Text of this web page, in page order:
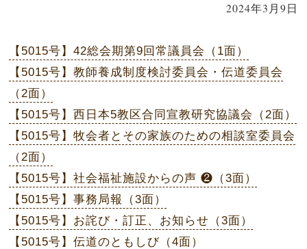
2024年3月9日
【5015号】42総会期第9回常議員会（1面）
【5015号】教師養成制度検討委員会・伝道委員会
（2面）
【5015号】西日本5教区合同宣教研究協議会（2面）
【5015号】牧会者とその家族のための相談室委員会
（2面）
【5015号】社会福祉施設からの声 ❷（3面）
【5015号】事務局報（3面）
【5015号】お詫び・訂正、お知らせ（3面）
【5015号】伝道のともしび（4面）